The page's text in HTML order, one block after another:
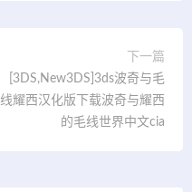
下一篇
[3DS,New3DS]3ds波奇与毛
线耀西汉化版下载波奇与耀西
的毛线世界中文cia